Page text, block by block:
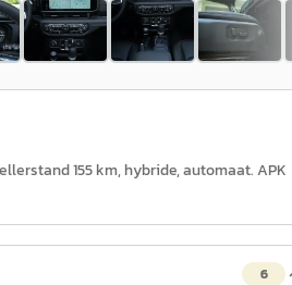
155 km, hybride, automaat. APK
6